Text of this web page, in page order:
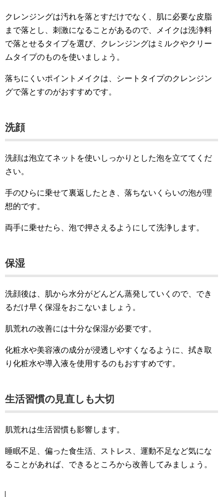
クレンジングは汚れを落とすだけでなく、肌に必要な皮脂
まで落とし、刺激になることがあるので、メイクは洗浄料
で落とせるタイプを選び、クレンジングはミルクやクリー
ムタイプのものを使いましょう。
落ちにくいポイントメイクは、シートタイプのクレンジン
グで落とすのがおすすめです。
洗顔
洗顔は泡立てネットを使いしっかりとした泡を立ててくだ
さい。
手のひらに乗せて裏返したとき、落ちないくらいの泡が理
想的です。
両手に乗せたら、泡で押さえるようにして洗浄します。
保湿
洗顔後は、肌から水分がどんどん蒸発していくので、でき
るだけ早く保湿をおこないましょう。
肌荒れの改善には十分な保湿が必要です。
化粧水や美容液の成分が浸透しやすくなるように、拭き取
り化粧水や導入液を使用するのもおすすめです。
生活習慣の見直しも大切
肌荒れは生活習慣も影響します。
睡眠不足、偏った食生活、ストレス、運動不足など気にな
ることがあれば、できるところから改善してみましょう。